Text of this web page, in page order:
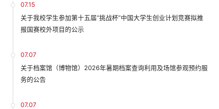
07.15
关于我校学生参加第十五届“挑战杯”中国大学生创业计划竞赛拟推
报国赛校外项目的公示
07.07
关于档案馆（博物馆）2026年暑期档案查询利用及场馆参观预约服
务的公告
07.07